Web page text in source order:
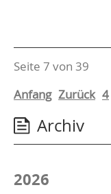
Seite 7 von 39
Anfang Zurück 4
Archiv
2026